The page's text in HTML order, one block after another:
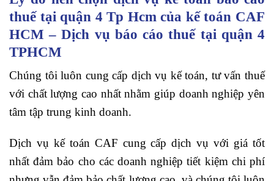
thuế tại quận 4 Tp Hcm của kế toán CAF
HCM – Dịch vụ báo cáo thuế tại quận 4
TPHCM
Chúng tôi luôn cung cấp dịch vụ kế toán, tư vấn thuế
với chất lượng cao nhất nhằm giúp doanh nghiệp yên
tâm tập trung kinh doanh.
Dịch vụ kế toán CAF cung cấp dịch vụ với giá tốt
nhất đảm bảo cho các doanh nghiệp tiết kiệm chi phí